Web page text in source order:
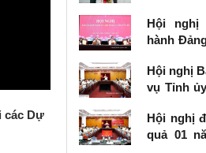
các Dự
các Anh
tại Lạng
Hội nghị
hành
Hội nghị
vụ Tỉnh
Hội nghị
quả 01